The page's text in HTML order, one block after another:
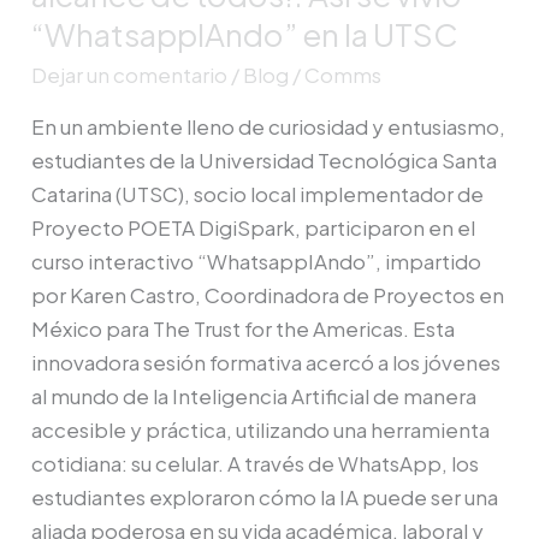
“WhatsappIAndo” en la UTSC
Dejar un comentario / Blog /Comms
En un ambiente lleno de curiosidad y entusiasmo,
estudiantes de la Universidad Tecnológica Santa
Catarina (UTSC), socio local implementador de
Proyecto POETA DigiSpark, participaron en el
curso interactivo “WhatsappIAndo”, impartido
por Karen Castro, Coordinadora de Proyectos en
México para The Trust for the Americas. Esta
innovadora sesión formativa acercó a los jóvenes
al mundo de la Inteligencia Artificial de manera
accesible y práctica, utilizando una herramienta
cotidiana: su celular. A través de WhatsApp, los
estudiantes exploraron cómo la IA puede ser una
aliada poderosa en su vida académica, laboral y
la UTSC